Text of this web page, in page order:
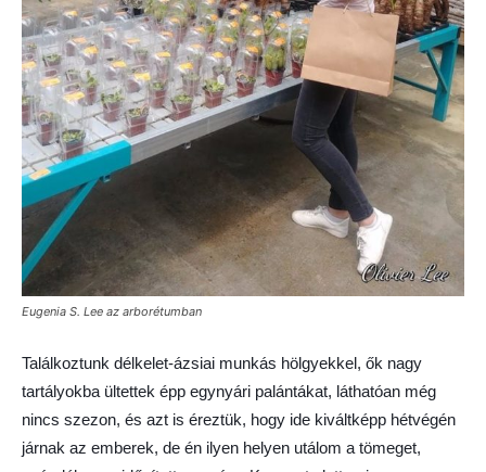
Eugenia S. Lee az arborétumban
Találkoztunk délkelet-ázsiai munkás hölgyekkel, ők nagy
tartályokba ültettek épp egynyári palántákat, láthatóan még
nincs szezon, és azt is éreztük, hogy ide kiváltképp hétvégén
járnak az emberek, de én ilyen helyen utálom a tömeget,